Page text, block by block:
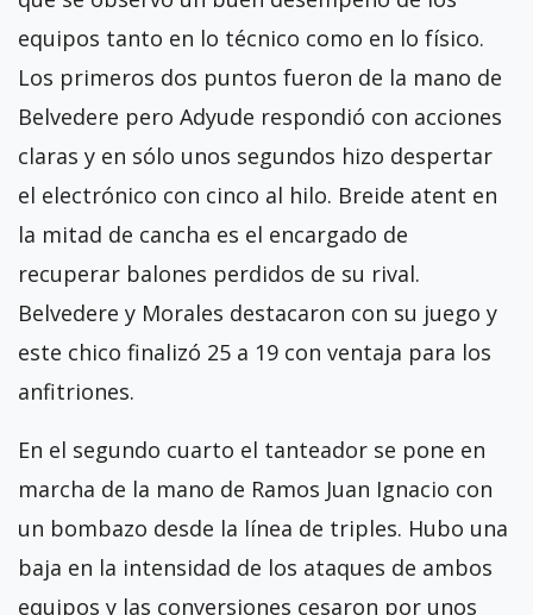
equipos tanto en lo técnico como en lo físico.
Los primeros dos puntos fueron de la mano de
Belvedere pero Adyude respondió con acciones
claras y en sólo unos segundos hizo despertar
el electrónico con cinco al hilo. Breide atent en
la mitad de cancha es el encargado de
recuperar balones perdidos de su rival.
Belvedere y Morales destacaron con su juego y
este chico finalizó 25 a 19 con ventaja para los
anfitriones.
En el segundo cuarto el tanteador se pone en
marcha de la mano de Ramos Juan Ignacio con
un bombazo desde la línea de triples. Hubo una
baja en la intensidad de los ataques de ambos
equipos y las conversiones cesaron por unos